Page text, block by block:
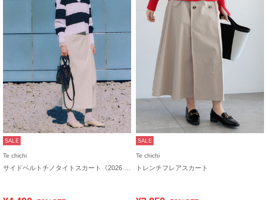
SALE
Te chichi
SALE
Te chichi
トレンチフレアスカート